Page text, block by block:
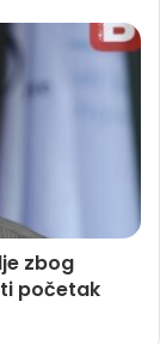
zbog
početak